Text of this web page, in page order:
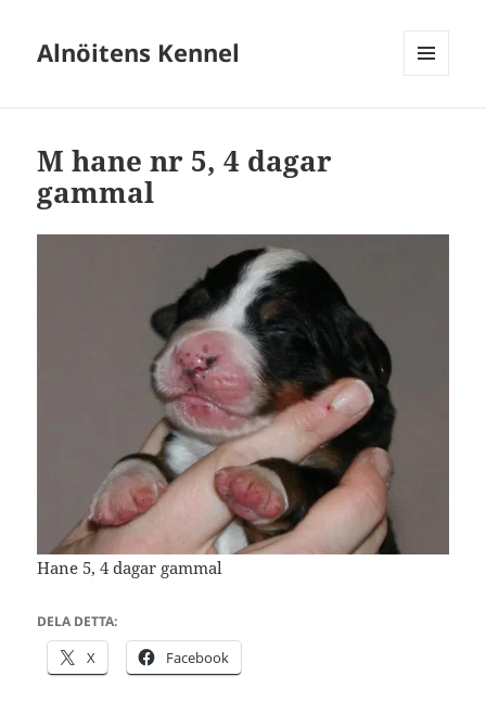
Alnöitens Kennel
M hane nr 5, 4 dagar
gammal
Hane 5, 4 dagar gammal
DELA DETTA:
X Facebook